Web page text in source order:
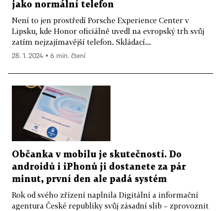
jako normální telefon
Není to jen prostředí Porsche Experience Center v
Lipsku, kde Honor oficiálně uvedl na evropský trh svůj
zatím nejzajímavější telefon. Skládací...
28. 1. 2024 ▪ 6 min. čtení
Občanka v mobilu je skutečností. Do
androidů i iPhonů ji dostanete za pár
minut, první den ale padá systém
Rok od svého zřízení naplnila Digitální a informační
agentura České republiky svůj zásadní slib – zprovoznit